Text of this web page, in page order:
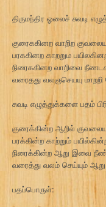
திருமந்திர ஓலைச் சுவடி
குரைககினற வாறிற
பரககினற காறறும
நிரைககினற வாறிவை
வரைதது வலஞசெயயு
சுவடி எழுத்துக்களை பதம்
குரைக்கின்ற ஆறில்
பரக்கின்ற காற்றும்
நிரைக்கின்ற ஆறு இவை
வரைத்து வலம் செய்யும்
பதப்பொருள்: